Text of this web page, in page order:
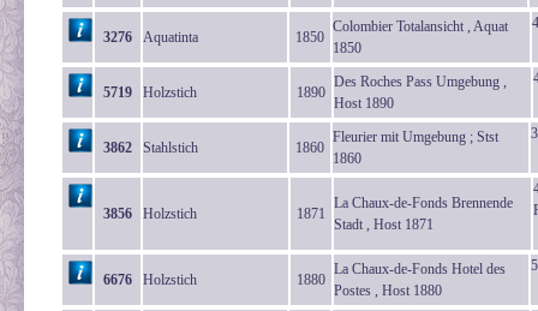
3276 Aquatinta 1850
Colombier Totalansicht , Aquat
1850
5719 Holzstich 1890
Des Roches Pass Umgebung ,
Host 1890
3862 Stahlstich 1860
Fleurier mit Umgebung ; Stst
1860
3856 Holzstich 1871
La Chaux-de-Fonds Brennende
Stadt , Host 1871
6676 Holzstich 1880
La Chaux-de-Fonds Hotel des
Postes , Host 1880